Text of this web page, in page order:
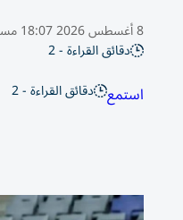
8 أغسطس 2026 18:07 مساء
دقائق القراءة - 2
استمع دقائق القراءة - 2